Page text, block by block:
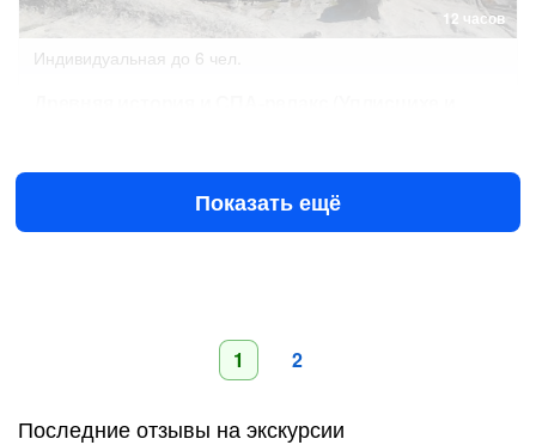
12 часов
Индивидуальная до 6 чел.
$243 за всё до 3 чел.
Показать ещё
1 2
Последние отзывы на экскурсии